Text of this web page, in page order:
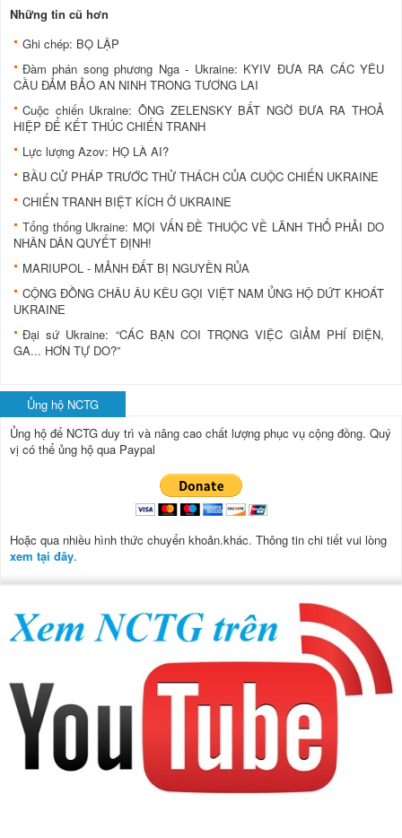
Những tin cũ hơn
Ghi chép: BỌ LẬP
Đàm phán song phương Nga - Ukraine: KYIV ĐƯA RA CÁC YÊU
CẦU ĐẢM BẢO AN NINH TRONG TƯƠNG LAI
Cuộc chiến Ukraine: ÔNG ZELENSKY BẤT NGỜ ĐƯA RA THOẢ
HIỆP ĐỂ KẾT THÚC CHIẾN TRANH
Lực lượng Azov: HỌ LÀ AI?
BẦU CỬ PHÁP TRƯỚC THỬ THÁCH CỦA CUỘC CHIẾN UKRAINE
CHIẾN TRANH BIỆT KÍCH Ở UKRAINE
Tổng thống Ukraine: MỌI VẤN ĐỀ THUỘC VỀ LÃNH THỔ PHẢI DO
NHÂN DÂN QUYẾT ĐỊNH!
MARIUPOL - MẢNH ĐẤT BỊ NGUYỀN RỦA
CỘNG ĐỒNG CHÂU ÂU KÊU GỌI VIỆT NAM ỦNG HỘ DỨT KHOÁT
UKRAINE
Đại sứ Ukraine: “CÁC BẠN COI TRỌNG VIỆC GIẢM PHÍ ĐIỆN,
GA... HƠN TỰ DO?”
Ủng hộ NCTG
Ủng hộ để NCTG duy trì và nâng cao chất lượng phục vụ cộng đồng. Quý
vị có thể ủng hộ qua Paypal
Hoặc qua nhiều hình thức chuyển khoản.khác. Thông tin chi tiết vui lòng
xem tại đây.